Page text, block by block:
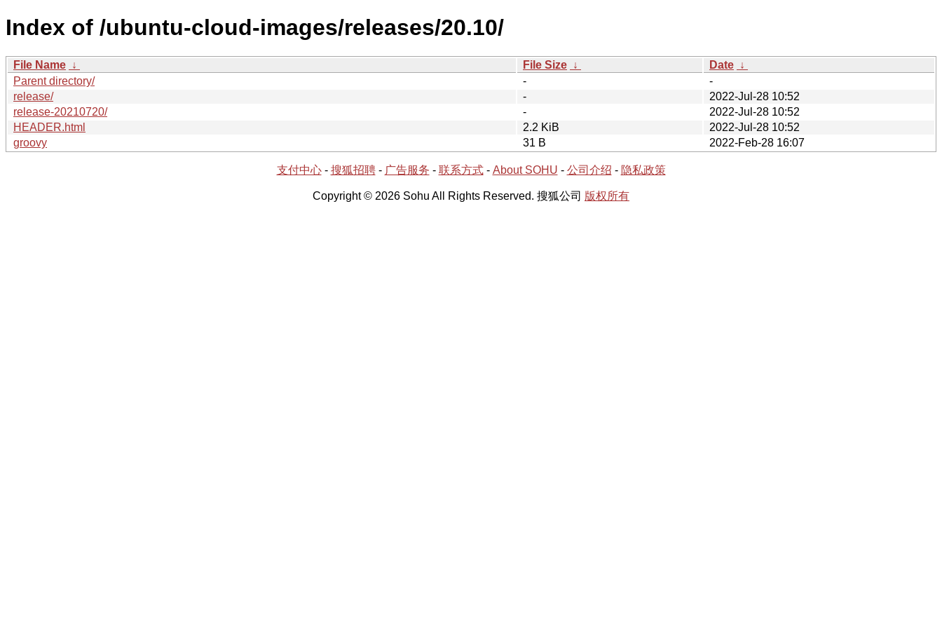
Index of /ubuntu-cloud-images/releases/20.10/
File Name ↓ File Size ↓ Date ↓
Parent directory/
-
-
release/
-
2022-Jul-28 10:52
release-20210720/
-
2022-Jul-28 10:52
HEADER.html
2.2 KiB
2022-Jul-28 10:52
groovy
31 B 2022-Feb-28 16:07
支付中心- 搜狐招聘- 广告服务 - 联系方式- About SOHU - 公司介绍 - 隐私政策
Copyright © 2026 Sohu All Rights Reserved. 搜狐公司 版权所有